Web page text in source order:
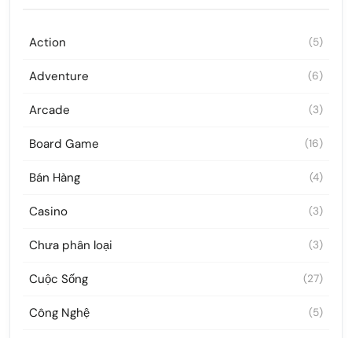
Action (5)
Adventure (6)
Arcade (3)
Board Game (16)
Bán Hàng (4)
Casino (3)
Chưa phân loại (3)
Cuộc Sống (27)
Công Nghệ (5)